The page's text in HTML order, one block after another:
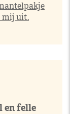
mij uit.
en felle